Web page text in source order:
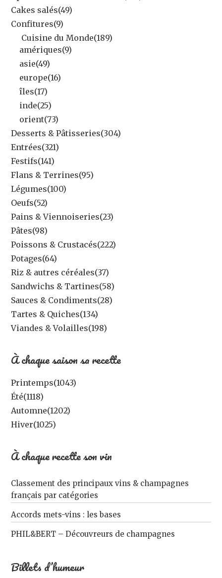
Cakes salés(49)
Confitures(9)
Cuisine du Monde(189)
amériques(9)
asie(49)
europe(16)
îles(17)
inde(25)
orient(73)
Desserts & Pâtisseries(304)
Entrées(321)
Festifs(141)
Flans & Terrines(95)
Légumes(100)
Oeufs(52)
Pains & Viennoiseries(23)
Pâtes(98)
Poissons & Crustacés(222)
Potages(64)
Riz & autres céréales(37)
Sandwichs & Tartines(58)
Sauces & Condiments(28)
Tartes & Quiches(134)
Viandes & Volailles(198)
À chaque saison sa recette
Printemps(1043)
Été(1118)
Automne(1202)
Hiver(1025)
À chaque recette son vin
Classement des principaux vins & champagnes
français par catégories
Accords mets-vins : les bases
PHIL&BERT – Découvreurs de champagnes
Billets d’humeur